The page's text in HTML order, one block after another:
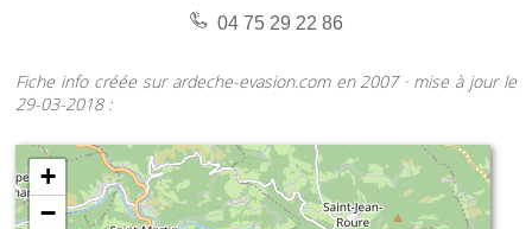
04 75 29 22 86
Fiche info créée sur ardeche-evasion.com en 2007 · mise à jour le
29-03-2018 :
+
−